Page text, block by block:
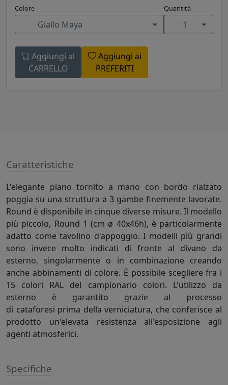
Colore
Giallo Maya
Quantità
1
Aggiungi al
CARRELLO
Aggiungi ai
PREFERITI
Caratteristiche
L'elegante piano tornito a mano con bordo rialzato
poggia su una struttura a 3 gambe finemente lavorate.
Round è disponibile in cinque diverse misure. Il modello
più piccolo, Round 1 (cm ø 40x46h), è particolarmente
adatto come tavolino d'appoggio. I modelli più grandi
sono invece molto indicati di fronte al divano da
esterno, singolarmente o in combinazione creando
anche abbinamenti di colore. È possibile scegliere fra i
15 colori RAL del campionario colori. L'utilizzo da
esterno è garantito grazie al processo
di cataforesi prima della verniciatura, che conferisce al
prodotto un'elevata resistenza all'esposizione agli
agenti atmosferici.
Specifiche